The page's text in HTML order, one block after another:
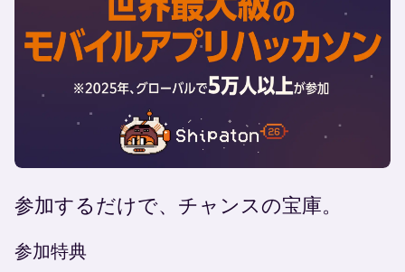
参加するだけで、チャンスの宝庫。
参加特典